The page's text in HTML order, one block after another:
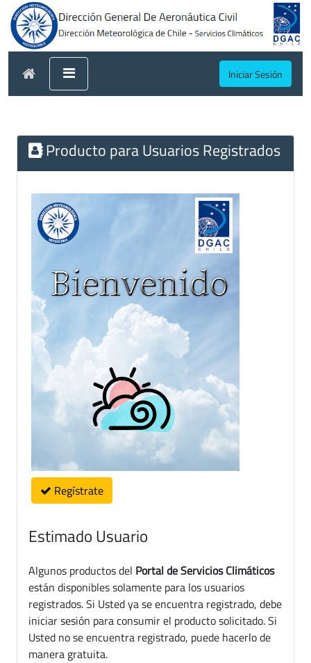
Iniciar Sesión
Producto para Usuarios Registrados
Regístrate
Estimado Usuario
Algunos productos del Portal de Servicios Climáticos
están disponibles solamente para los usuarios
registrados. Si Usted ya se encuentra registrado, debe
iniciar sesión para consumir el producto solicitado. Si
Usted no se encuentra registrado, puede hacerlo de
manera gratuita.